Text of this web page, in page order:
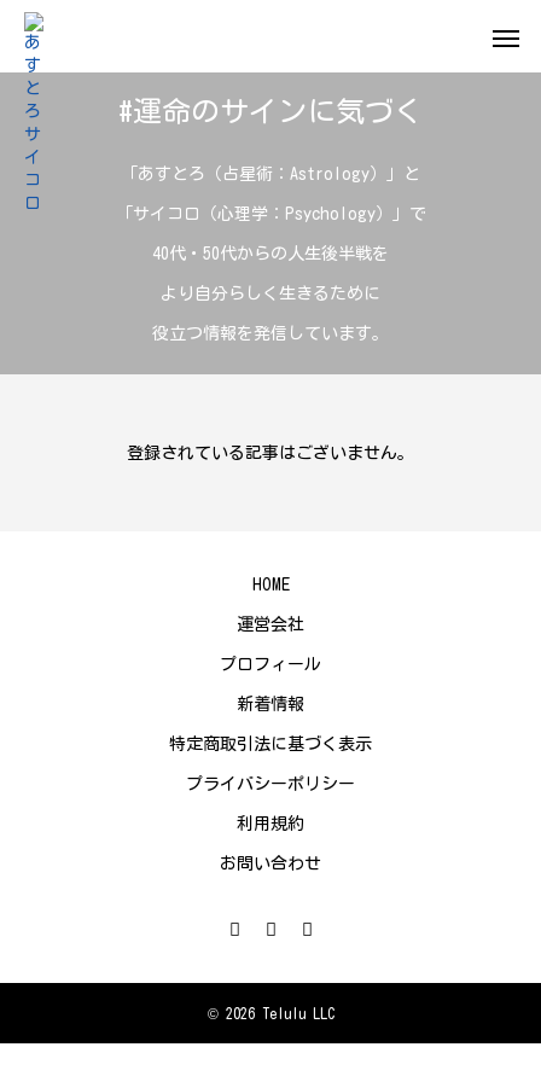
#運命のサインに気づく
「あすとろ（占星術：Astrology）」と
「サイコロ（心理学：Psychology）」で
40代・50代からの人生後半戦を
より自分らしく生きるために
役立つ情報を発信しています。
登録されている記事はございません。
HOME
運営会社
プロフィール
新着情報
特定商取引法に基づく表示
プライバシーポリシー
利用規約
お問い合わせ
© 2026 Telulu LLC